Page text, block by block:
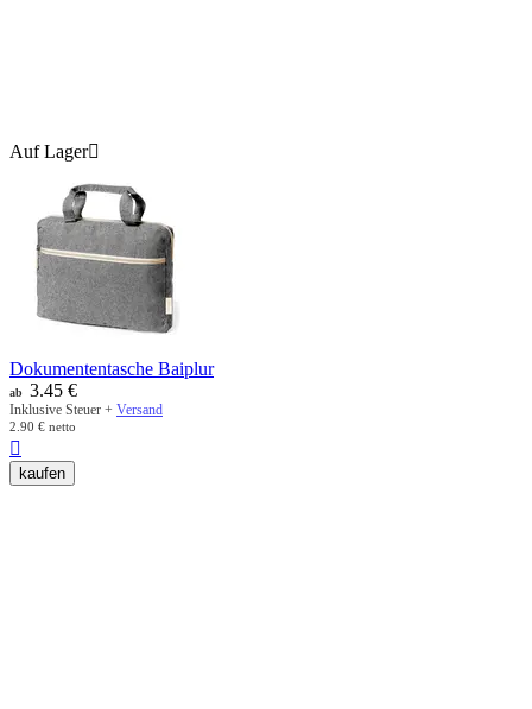
Auf Lager
Dokumententasche Baiplur
ab 3.45 €
Inklusive Steuer + Versand
2.90 € netto

kaufen